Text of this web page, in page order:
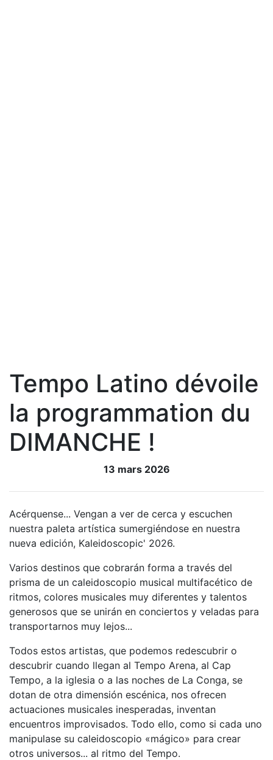
Tempo Latino dévoile
la programmation du
DIMANCHE !
13 mars 2026
Acérquense... Vengan a ver de cerca y escuchen
nuestra paleta artística sumergiéndose en nuestra
nueva edición, Kaleidoscopic' 2026.
Varios destinos que cobrarán forma a través del
prisma de un caleidoscopio musical multifacético de
ritmos, colores musicales muy diferentes y talentos
generosos que se unirán en conciertos y veladas para
transportarnos muy lejos...
Todos estos artistas, que podemos redescubrir o
descubrir cuando llegan al Tempo Arena, al Cap
Tempo, a la iglesia o a las noches de La Conga, se
dotan de otra dimensión escénica, nos ofrecen
actuaciones musicales inesperadas, inventan
encuentros improvisados. Todo ello, como si cada uno
manipulase su caleidoscopio «mágico» para crear
otros universos... al ritmo del Tempo.